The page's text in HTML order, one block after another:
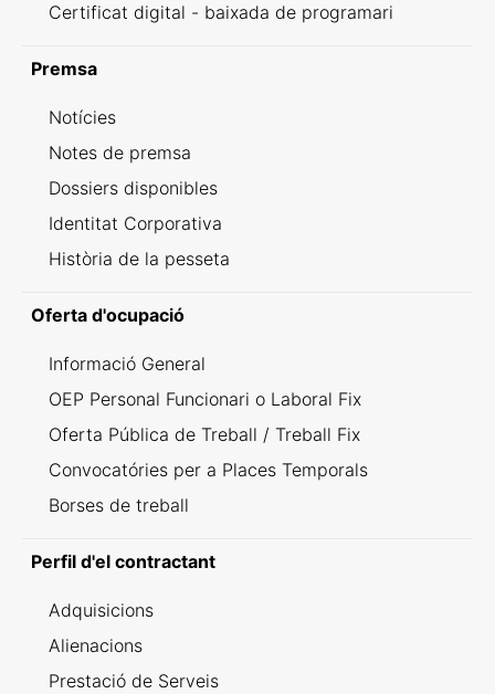
Certificat digital - baixada de programari
Premsa
Notícies
Notes de premsa
Dossiers disponibles
Identitat Corporativa
Història de la pesseta
Oferta d'ocupació
Informació General
OEP Personal Funcionari o Laboral Fix
Oferta Pública de Treball / Treball Fix
Convocatóries per a Places Temporals
Borses de treball
Perfil d'el contractant
Adquisicions
Alienacions
Prestació de Serveis